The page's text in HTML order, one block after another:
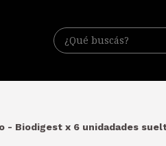
- Biodigest x 6 unidadades